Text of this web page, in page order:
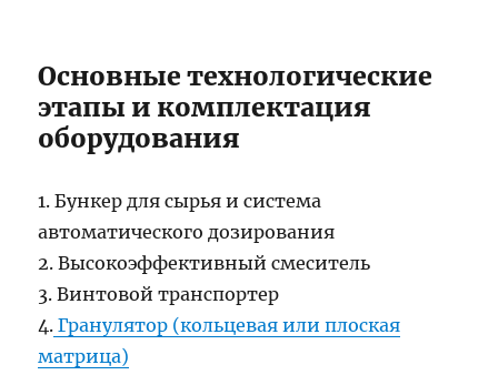
Основные технологические
этапы и комплектация
оборудования
1. Бункер для сырья и система
автоматического дозирования
2. Высокоэффективный смеситель
3. Винтовой транспортер
4. Гранулятор (кольцевая или плоская
матрица)